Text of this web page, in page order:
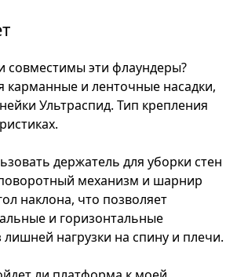
совместимы эти флаундеры?
карманные и ленточные насадки,
Ультраспид. Тип крепления
держатель для уборки стен
механизм и шарнир
наклона, что позволяет
и горизонтальные
лишней нагрузки на спину и плечи.